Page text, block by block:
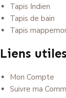
Tapis Indien
Tapis de bain
Tapis
Liens utiles
Mon Compte
Suivre ma